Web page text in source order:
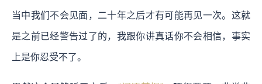
当中我们不会见面，二十年之后才有可能再见一次。 这就
是之前已经警告过了的，我跟你讲真话你不会相信，事实
上是你忍受不了。